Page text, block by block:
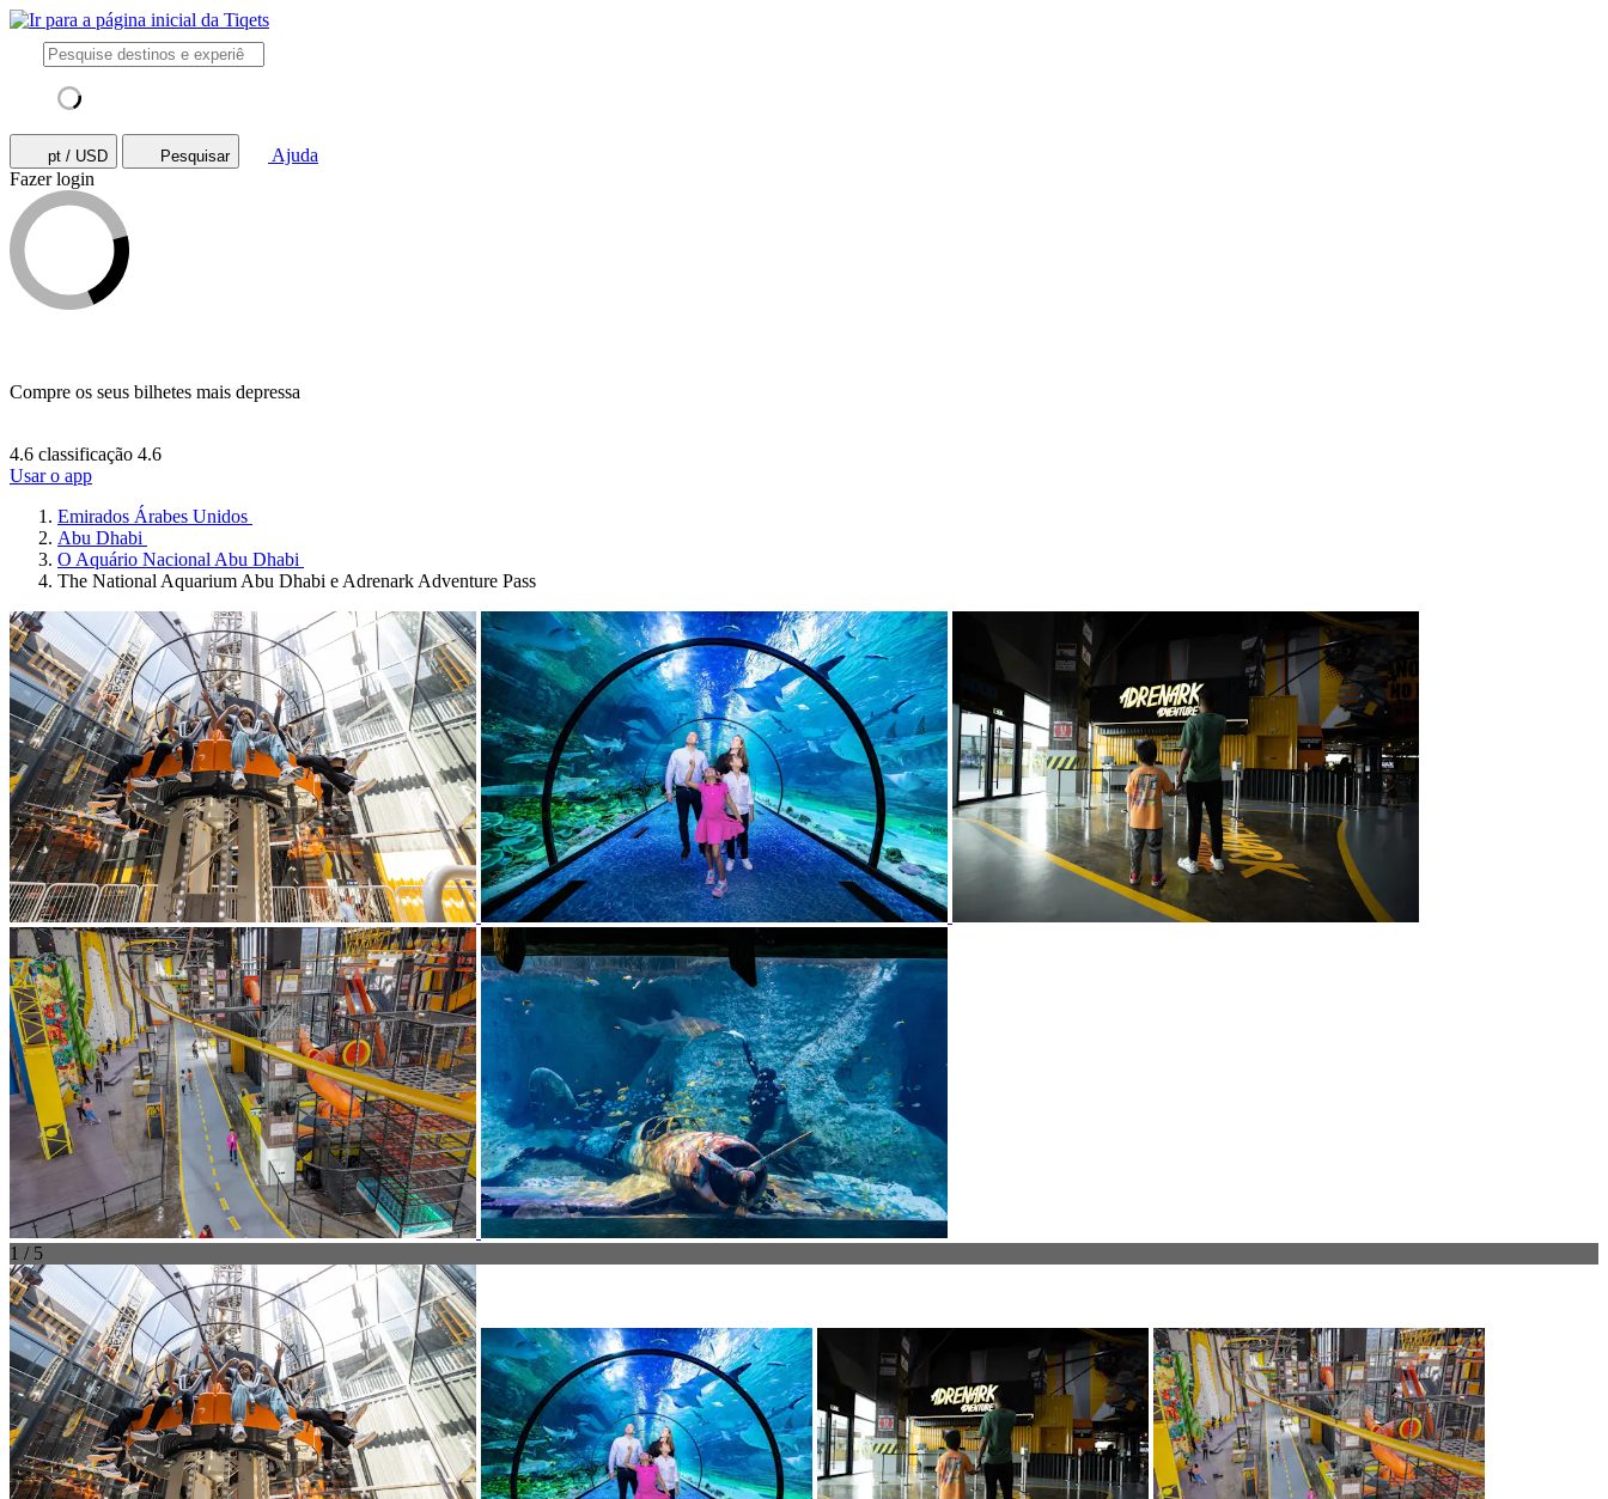
pt / USD Pesquisar
Ajuda
Fazer login
Compre os seus bilhetes mais depressa
4.6 classificação 4.6
Usar o app
Emirados Árabes Unidos
Abu Dhabi
O Aquário Nacional Abu Dhabi
The National Aquarium Abu Dhabi e Adrenark Adventure Pass
1 / 5